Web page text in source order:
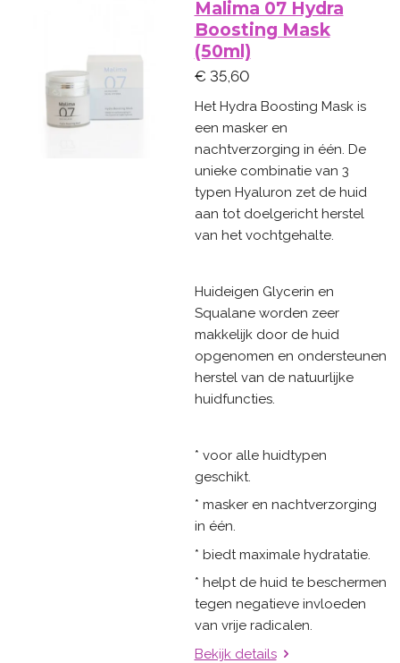
Malima 07 Hydra
Boosting Mask
(50ml)
€ 35,60
Het Hydra Boosting Mask is
een masker en
nachtverzorging in één. De
unieke combinatie van 3
typen Hyaluron zet de huid
aan tot doelgericht herstel
van het vochtgehalte.
Huideigen Glycerin en
Squalane worden zeer
makkelijk door de huid
opgenomen en ondersteunen
herstel van de natuurlijke
huidfuncties.
* voor alle huidtypen
geschikt.
* masker en nachtverzorging
in één.
* biedt maximale hydratatie.
* helpt de huid te beschermen
tegen negatieve invloeden
van vrije radicalen.
Bekijk details